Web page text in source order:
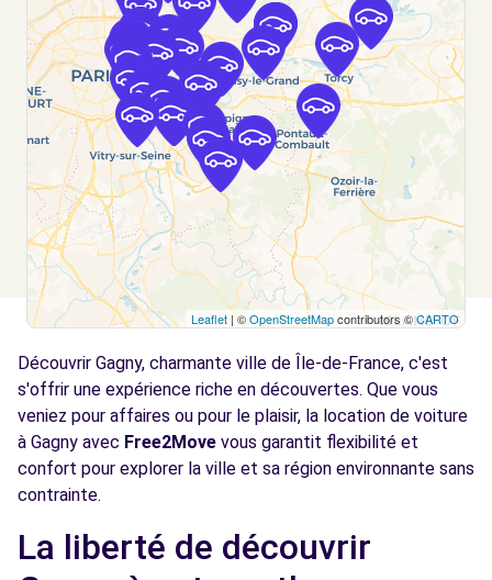
Voir l'agence
Free2move Rent - S&You - BONDY (C)
4.7 km
97 AVENUE GALLIENI
BONDY, 93140
Voir l'agence
Free2Move Rent - SACAM - NOISY-LE-SEC
(C)
km
NOISY-LE-SEC, 93130
Voir l'agence
Free2Move Rent - SAGA - LE PERREUX-SUR-
127-129 AVENUE PIERRE BROSSOLETTE
Leaflet | ©OpenStreetMapcontributors ©CARTO
Découvrir Gagny, charmante ville de Île-de-France, c'est
s'offrir une expérience riche en découvertes. Que vous
veniez pour affaires ou pour le plaisir, la location de voiture
à Gagny avec Free2Move vous garantit flexibilité et
confort pour explorer la ville et sa région environnante sans
contrainte.
La liberté de découvrir